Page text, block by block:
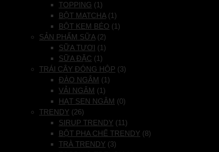
TOPPING (1)
BỘT MATCHA (1)
BỘT KEM BÉO (1)
SẢN PHẨM SỮA (2)
SỮA TƯƠI (1)
SỮA ĐẶC (1)
TRÁI CÂY ĐÓNG HỘP (3)
ĐÀO NGÂM (1)
VẢI NGÂM (1)
HẠT SEN NGÂM (0)
TRENDY (26)
SIRUP TRENDY (11)
BỘT PHA CHẾ TRENDY (8)
TRÀ TRENDY (3)